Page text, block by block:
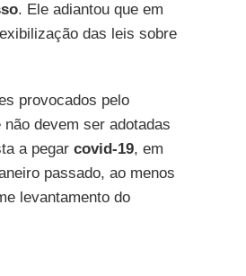
. Ele adiantou que em
das leis sobre
provocados pelo
devem ser adotadas
a pegar covid-19, em
passado, ao menos
levantamento do